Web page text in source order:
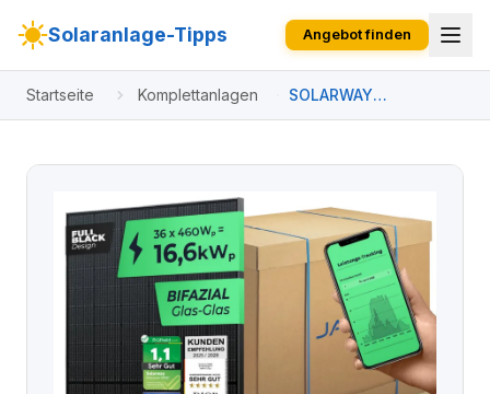
Solaranlage-Tipps Angebot finden
Startseite Komplettanlagen
SOLARWAY
Solaranlage
Deye 12 kW | Bifazial
App & WiFi